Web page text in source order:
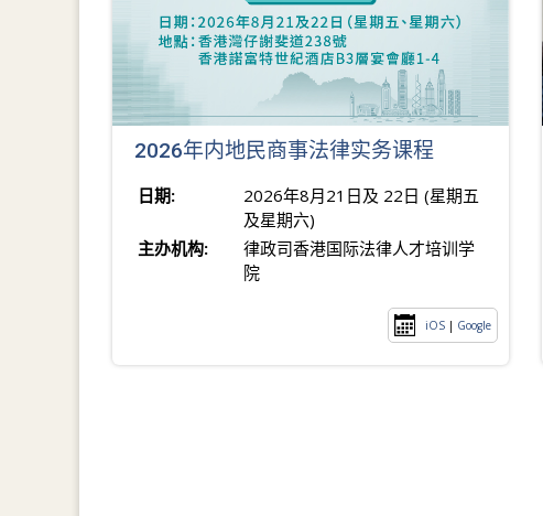
2026年内地民商事法律实务课程
日期:
2026年8月21日及 22日 (星期五
及星期六)
主办机构:
律政司香港国际法律人才培训学
院
iOS | Google